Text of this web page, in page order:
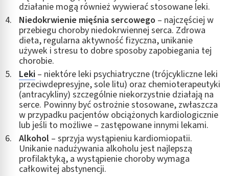
działanie mogą również wywierać stosowane leki.
Niedokrwienie mięśnia sercowego – najczęściej w
przebiegu choroby niedokrwiennej serca. Zdrowa
dieta, regularna aktywność fizyczna, unikanie
używek i stresu to dobre sposoby zapobiegania tej
chorobie.
Leki – niektóre leki psychiatryczne (trójcykliczne leki
przeciwdepresyjne, sole litu) oraz chemioterapeutyki
(antracykliny) szczególnie niekorzystnie działają na
serce. Powinny być ostrożnie stosowane, zwłaszcza
w przypadku pacjentów obciążonych kardiologicznie
lub jeśli to możliwe – zastępowane innymi lekami.
Alkohol – sprzyja wystąpieniu kardiomiopatii.
Unikanie nadużywania alkoholu jest najlepszą
profilaktyką, a wystąpienie choroby wymaga
całkowitej abstynencji.